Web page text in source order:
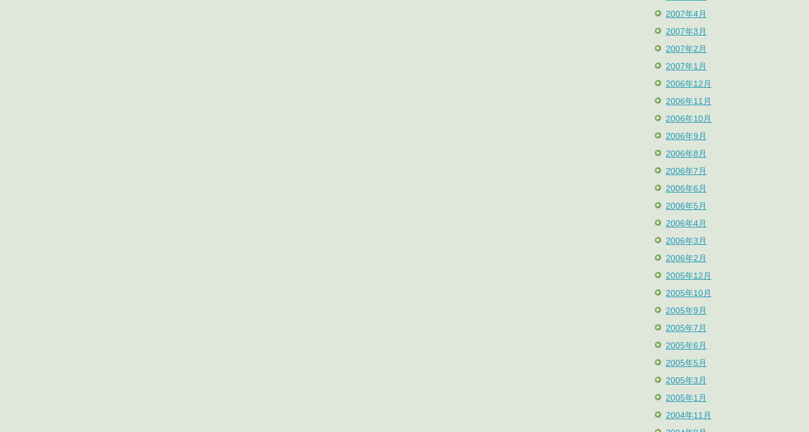
2007年4月
2007年3月
2007年2月
2007年1月
2006年12月
2006年11月
2006年10月
2006年9月
2006年8月
2006年7月
2006年6月
2006年5月
2006年4月
2006年3月
2006年2月
2005年12月
2005年10月
2005年9月
2005年7月
2005年6月
2005年5月
2005年3月
2005年1月
2004年11月